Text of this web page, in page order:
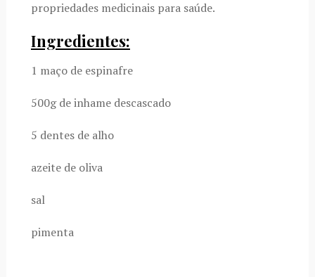
propriedades medicinais para saúde.
Ingredientes:
1 maço de espinafre
500g de inhame descascado
5 dentes de alho
azeite de oliva
sal
pimenta